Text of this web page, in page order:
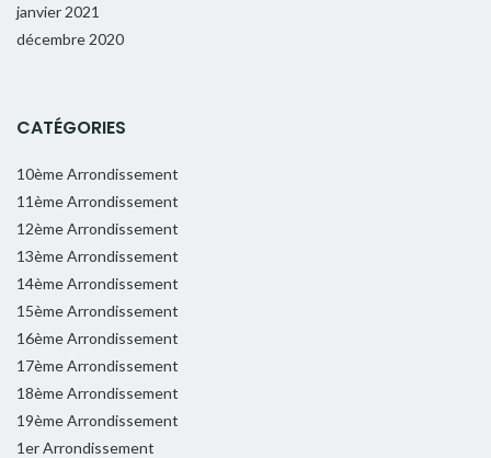
janvier 2021
décembre 2020
CATÉGORIES
10ème Arrondissement
11ème Arrondissement
12ème Arrondissement
13ème Arrondissement
14ème Arrondissement
15ème Arrondissement
16ème Arrondissement
17ème Arrondissement
18ème Arrondissement
19ème Arrondissement
1er Arrondissement